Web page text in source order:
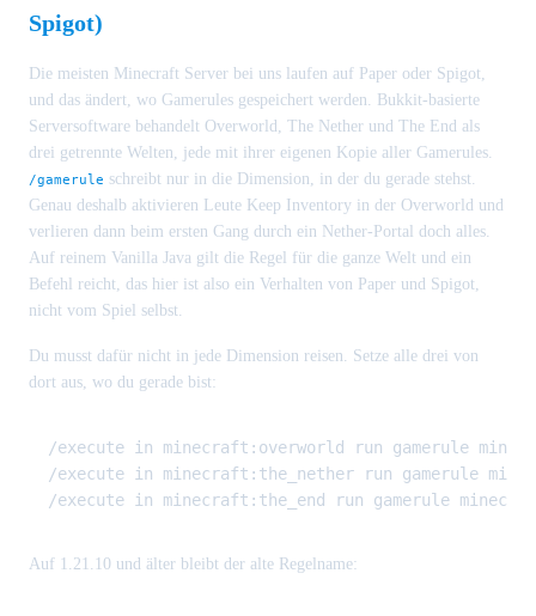
Spigot)
Die meisten Minecraft Server bei uns laufen auf Paper oder Spigot,
und das ändert, wo Gamerules gespeichert werden. Bukkit-basierte
Serversoftware behandelt Overworld, The Nether und The End als
drei getrennte Welten, jede mit ihrer eigenen Kopie aller Gamerules.
/gamerule schreibt nur in die Dimension, in der du gerade stehst.
Genau deshalb aktivieren Leute Keep Inventory in der Overworld und
verlieren dann beim ersten Gang durch ein Nether-Portal doch alles.
Auf reinem Vanilla Java gilt die Regel für die ganze Welt und ein
Befehl reicht, das hier ist also ein Verhalten von Paper und Spigot,
nicht vom Spiel selbst.
Du musst dafür nicht in jede Dimension reisen. Setze alle drei von
dort aus, wo du gerade bist:
/execute in minecraft:overworld run gamerule
/execute in minecraft:the_nether run gamerule
Auf 1.21.10 und älter bleibt der alte Regelname: